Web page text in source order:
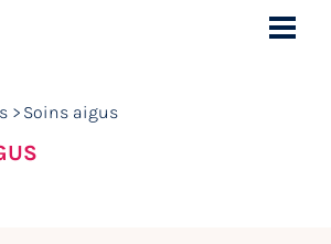
Soins aigus